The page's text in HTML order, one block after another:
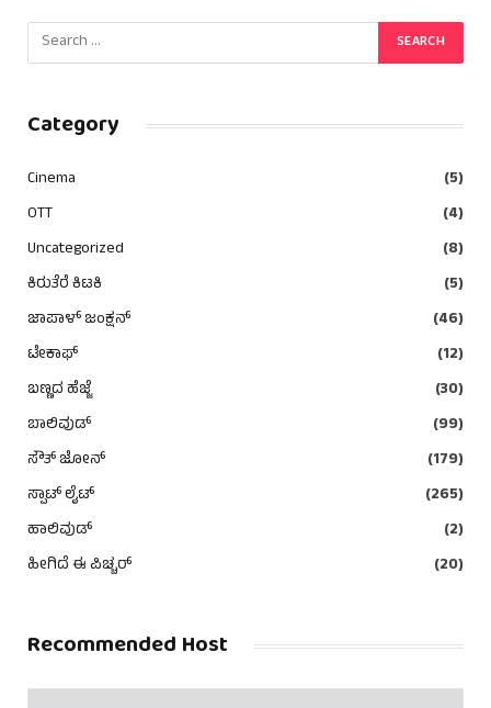
Category
Cinema
(5)
OTT
(4)
Uncategorized
(8)
ಕಿರುತೆರೆ ಕಿಟಕಿ
(5)
ಜಾಪಾಳ್ ಜಂಕ್ಷನ್
(46)
ಟೇಕಾಫ್
(12)
ಬಣ್ಣದ ಹೆಜ್ಜೆ
(30)
ಬಾಲಿವುಡ್
(99)
ಸೌತ್ ಜೋನ್
(179)
ಸ್ಪಾಟ್ ಲೈಟ್
(265)
ಹಾಲಿವುಡ್
(2)
ಹೀಗಿದೆ ಈ ಪಿಚ್ಚರ್
(20)
Recommended Host